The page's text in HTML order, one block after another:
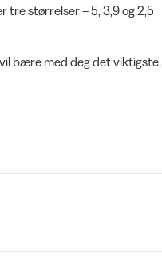
tre størrelser – 5, 3,9 og 2,5
bære med deg det viktigste.